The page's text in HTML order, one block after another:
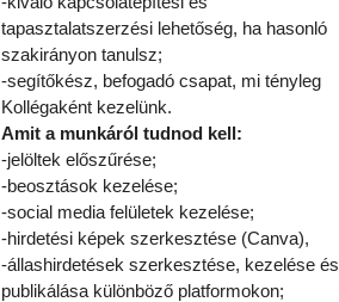
tapasztalatszerzési lehetőség, ha hasonló
szakirányon tanulsz;
-segítőkész, befogadó csapat, mi tényleg
Kollégaként kezelünk.
Amit a munkáról tudnod kell:
-jelöltek előszűrése;
-beosztások kezelése;
-social media felületek kezelése;
-hirdetési képek szerkesztése (Canva),
-állashirdetések szerkesztése, kezelése és
publikálása különböző platformokon;